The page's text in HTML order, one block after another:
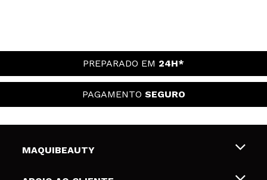
PREPARADO EM 24H*
PAGAMENTO SEGURO
MAQUIBEAUTY
Sobre nós